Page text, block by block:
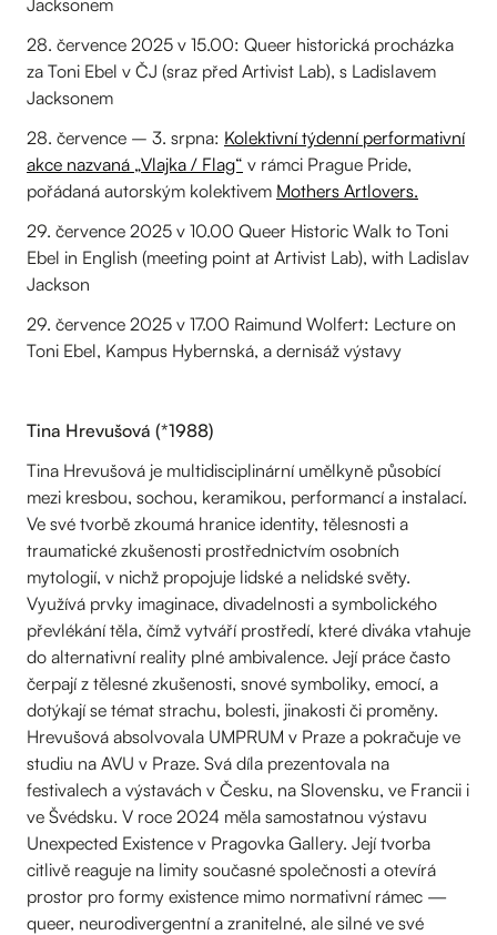
Jacksonem
28. července 2025 v 15.00: Queer historická procházka
za Toni Ebel v ČJ (sraz před Artivist Lab), s Ladislavem
Jacksonem
28. července – 3. srpna: Kolektivní týdenní performativní
akce nazvaná „Vlajka / Flag“ v rámci Prague Pride,
pořádaná autorským kolektivem Mothers Artlovers.
29. července 2025 v 10.00 Queer Historic Walk to Toni
Ebel in English (meeting point at Artivist Lab), with Ladislav
Jackson
29. července 2025 v 17.00 Raimund Wolfert: Lecture on
Toni Ebel, Kampus Hybernská, a dernisáž výstavy
Tina Hrevušová (*1988)
Tina Hrevušová je multidisciplinární umělkyně působící
mezi kresbou, sochou, keramikou, performancí a instalací.
Ve své tvorbě zkoumá hranice identity, tělesnosti a
traumatické zkušenosti prostřednictvím osobních
mytologií, v nichž propojuje lidské a nelidské světy.
Využívá prvky imaginace, divadelnosti a symbolického
převlékání těla, čímž vytváří prostředí, které diváka vtahuje
do alternativní reality plné ambivalence. Její práce často
čerpají z tělesné zkušenosti, snové symboliky, emocí, a
dotýkají se témat strachu, bolesti, jinakosti či proměny.
Hrevušová absolvovala UMPRUM v Praze a pokračuje ve
studiu na AVU v Praze. Svá díla prezentovala na
festivalech a výstavách v Česku, na Slovensku, ve Francii i
ve Švédsku. V roce 2024 měla samostatnou výstavu
Unexpected Existence v Pragovka Gallery. Její tvorba
citlivě reaguje na limity současné společnosti a otevírá
prostor pro formy existence mimo normativní rámec —
queer, neurodivergentní a zranitelné, ale silné ve své